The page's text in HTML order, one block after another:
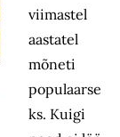
viimastel
aastatel
mõneti
populaarse
ks. Kuigi